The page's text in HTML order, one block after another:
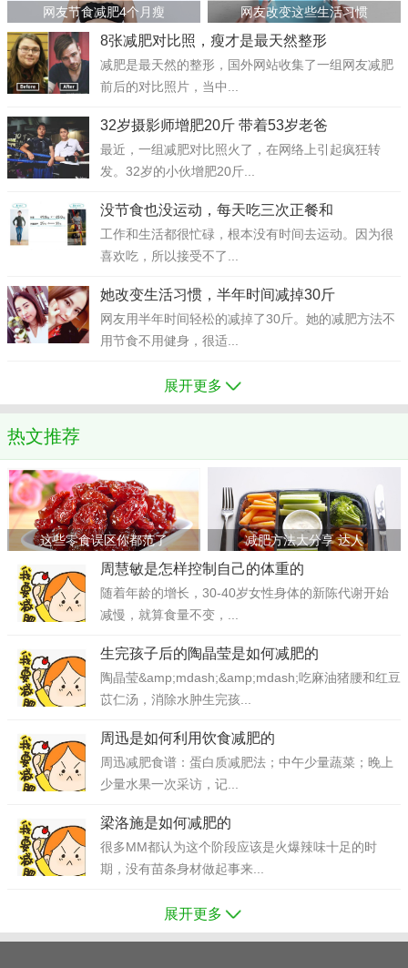
网友节食减肥4个月瘦 网友改变这些生活习惯
8张减肥对比照，瘦才是最天然整形
减肥是最天然的整形，国外网站收集了一组网友减肥
前后的对比照片，当中...
32岁摄影师增肥20斤 带着53岁老爸
最近，一组减肥对比照火了，在网络上引起疯狂转
发。32岁的小伙增肥20斤...
没节食也没运动，每天吃三次正餐和
工作和生活都很忙碌，根本没有时间去运动。因为很
喜欢吃，所以接受不了...
她改变生活习惯，半年时间减掉30斤
网友用半年时间轻松的减掉了30斤。她的减肥方法不
用节食不用健身，很适...
展开更多
热文推荐
这些零食误区你都范了 减肥方法大分享 达人
周慧敏是怎样控制自己的体重的
随着年龄的增长，30-40岁女性身体的新陈代谢开始
减慢，就算食量不变，...
生完孩子后的陶晶莹是如何减肥的
陶晶莹&amp;mdash;&amp;mdash;吃麻油猪腰和红豆
苡仁汤，消除水肿生完孩...
周迅是如何利用饮食减肥的
周迅减肥食谱：蛋白质减肥法；中午少量蔬菜；晚上
少量水果一次采访，记...
梁洛施是如何减肥的
很多MM都认为这个阶段应该是火爆辣味十足的时
期，没有苗条身材做起事来...
展开更多